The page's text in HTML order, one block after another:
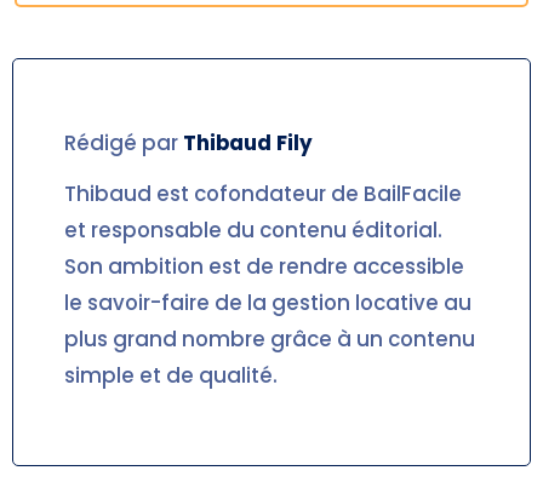
Rédigé par Thibaud Fily
Thibaud est cofondateur de BailFacile
et responsable du contenu éditorial.
Son ambition est de rendre accessible
le savoir-faire de la gestion locative au
plus grand nombre grâce à un contenu
simple et de qualité.